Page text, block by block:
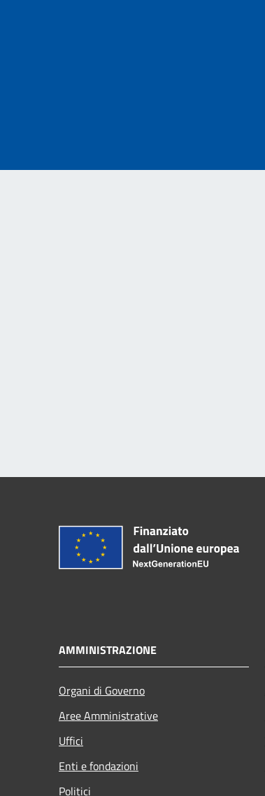
AMMINISTRAZIONE
Organi di Governo
Aree Amministrative
Uffici
Enti e fondazioni
Politici